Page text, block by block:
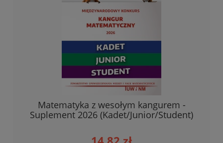
Matematyka z wesołym kangurem -
Suplement 2026 (Kadet/Junior/Student)